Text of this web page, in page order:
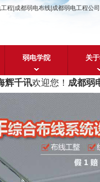
程|成都弱电布线|成都弱电工程公
弱电学院 关
千讯欢迎您！ 成都弱